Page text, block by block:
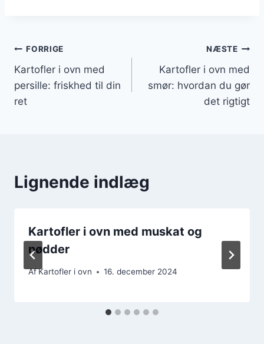
Indlægsnavigation
FORRIGE
Kartofler i ovn med
persille: friskhed til din
ret
NÆSTE
Kartofler i ovn med
smør: hvordan du gør
det rigtigt
Lignende indlæg
Kartofler i ovn med muskat og
nødder
AfKartofler i ovn 16. december 2024